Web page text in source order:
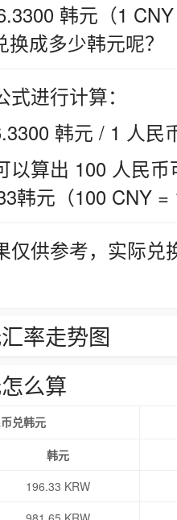
韩元（1
成多少韩元呢？
进行计算：
韩元 / 1 人民
以算出 100 人民
韩元（100 CNY =
仅供参考，实际
率走势图
么算
兑韩元
韩元
196.33 KRW